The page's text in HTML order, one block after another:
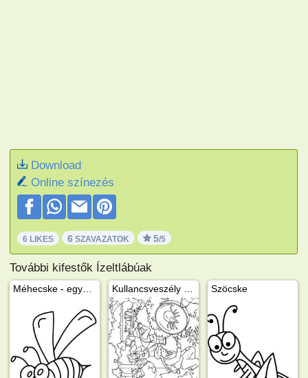
Download
Online színezés
6 LIKES 6 SZAVAZATOK 5/5
További kifestők Ízeltlábúak
Szöcske